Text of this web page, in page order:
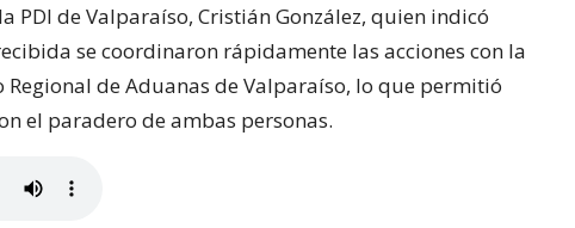
PDI de Valparaíso, Cristián González, quien indicó
se coordinaron rápidamente las acciones con la
Regional de Aduanas de Valparaíso, lo que permitió
el paradero de ambas personas.